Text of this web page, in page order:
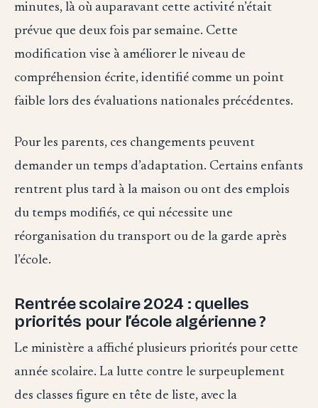
minutes, là où auparavant cette activité n’était
prévue que deux fois par semaine. Cette
modification vise à améliorer le niveau de
compréhension écrite, identifié comme un point
faible lors des évaluations nationales précédentes.
Pour les parents, ces changements peuvent
demander un temps d’adaptation. Certains enfants
rentrent plus tard à la maison ou ont des emplois
du temps modifiés, ce qui nécessite une
réorganisation du transport ou de la garde après
l’école.
Rentrée scolaire 2024 : quelles
priorités pour l’école algérienne ?
Le ministère a affiché plusieurs priorités pour cette
année scolaire. La lutte contre le surpeuplement
des classes figure en tête de liste, avec la